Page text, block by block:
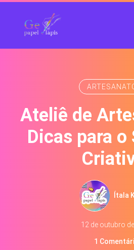
Ateliê de
Dicas para o
Ítala
12 de outubro
1